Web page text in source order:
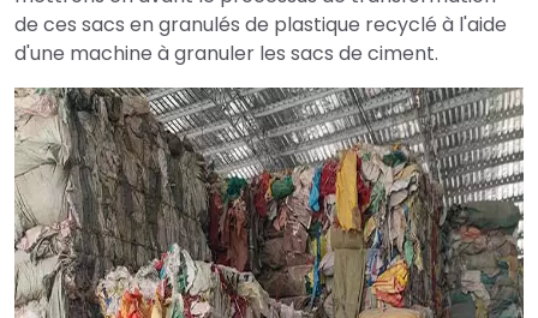
de ces sacs en granulés de plastique recyclé à l'aide
d'une machine à granuler les sacs de ciment.